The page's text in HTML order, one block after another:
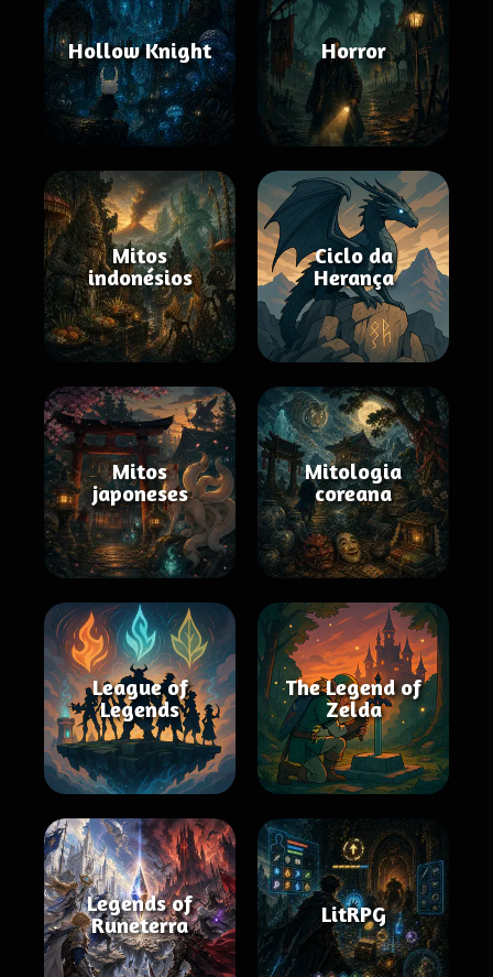
Hollow Knight Horror
Mitos
indonésios
Ciclo da
Herança
Mitos
japoneses
Mitologia
coreana
League of
Legends
The Legend of
Zelda
Legends of
Runeterra
LitRPG